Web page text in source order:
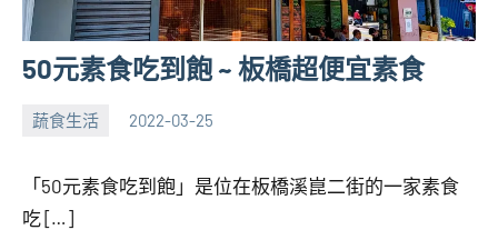
50元素食吃到飽 ~ 板橋超便宜素食
蔬食生活 2022-03-25
張
芋「50元素食吃到飽」是位在板橋溪崑二街的一家素食
吃 […]